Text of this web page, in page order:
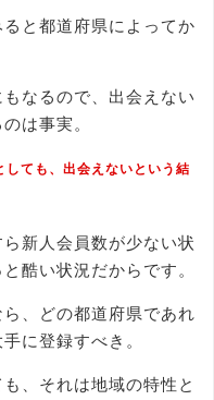
と都道府県によってか
なるので、出会えない
は事実。
しても、出会えないという結
新人会員数が少ない状
酷い状況だからです。
、どの都道府県であれ
に登録すべき。
、それは地域の特性と